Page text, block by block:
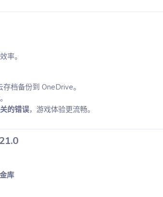
率。
存档备份到 OneDrive。
。
的错误，游戏体验更流畅。
金库